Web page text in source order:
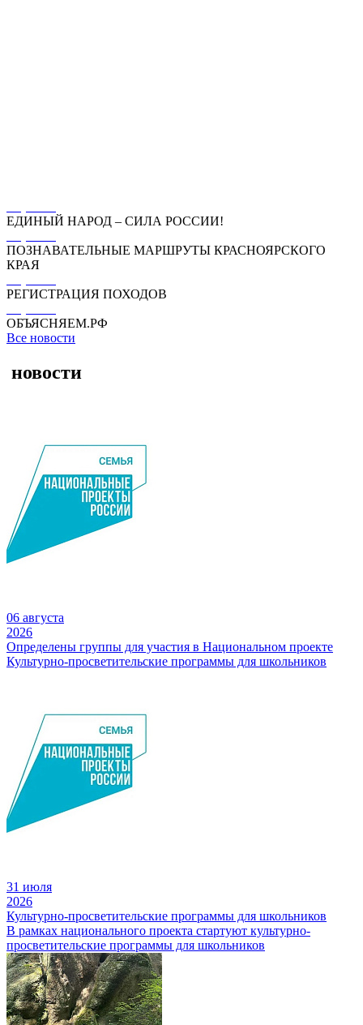
ЕДИНЫЙ НАРОД – СИЛА РОССИИ!
ПОЗНАВАТЕЛЬНЫЕ МАРШРУТЫ КРАСНОЯРСКОГО
КРАЯ
РЕГИСТРАЦИЯ ПОХОДОВ
ОБЪЯСНЯЕМ.РФ
Все новости
новости
06 августа
2026
Определены группы для участия в Национальном проекте
Культурно-просветительские программы для школьников
31 июля
2026
Культурно-просветительские программы для школьников
В рамках национального проекта стартуют культурно-
просветительские программы для школьников